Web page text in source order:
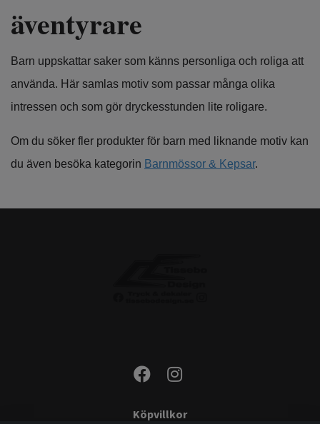
äventyrare
Barn uppskattar saker som känns personliga och roliga att
använda. Här samlas motiv som passar många olika
intressen och som gör dryckesstunden lite roligare.
Om du söker fler produkter för barn med liknande motiv kan
du även besöka kategorin Barnmössor & Kepsar.
Köpvillkor